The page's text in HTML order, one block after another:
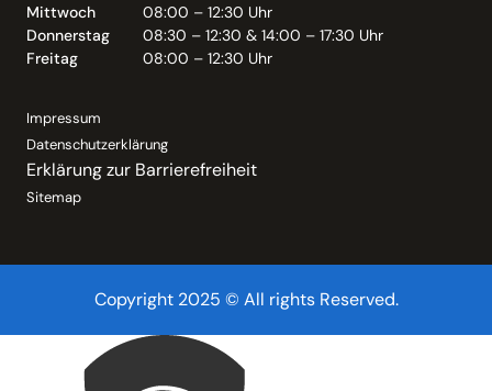
Mittwoch
08:00 – 12:30 Uhr
Donnerstag
08:30 – 12:30 & 14:00 – 17:30 Uhr
Freitag
08:00 – 12:30 Uhr
Impressum
Datenschutzerklärung
Erklärung zur Barrierefreiheit
Sitemap
Copyright 2025 © All rights Reserved.